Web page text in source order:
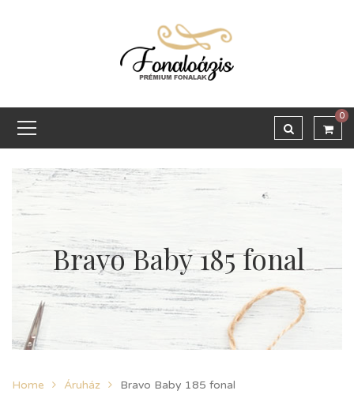
0
Bravo Baby 185 fonal
Home Áruház Bravo Baby 185 fonal